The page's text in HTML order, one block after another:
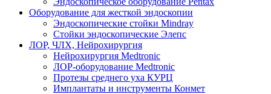
Оборудование для жесткой эндоскопии
Эндоскопические стойки Mindray
Стойки эндоскопические Элепс
ЛОР, ЧЛХ, Нейрохирургия
Нейрохирургия Medtronic
ЛОР-оборудование Medtronic
Протезы среднего уха КУРЦ
Имплантаты и инструменты Конмет